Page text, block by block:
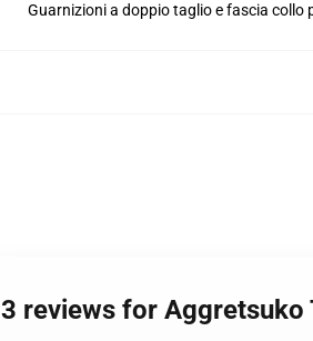
Guarnizioni a doppio taglio e fascia collo
3 reviews for Aggretsuko